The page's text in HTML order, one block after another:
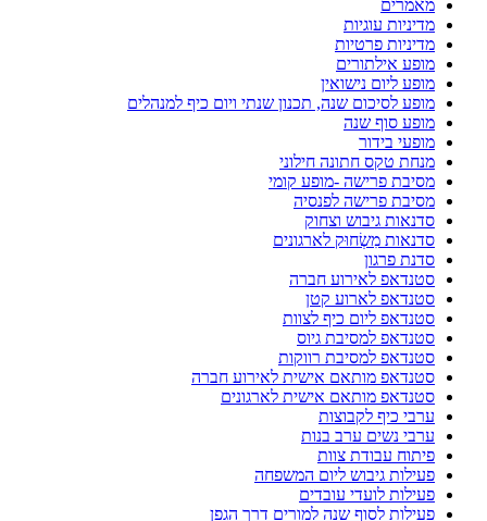
מאמרים
מדיניות עוגיות
מדיניות פרטיות
מופע אילתורים
מופע ליום נישואין
מופע לסיכום שנה, תכנון שנתי ויום כיף למנהלים
מופע סוף שנה
מופעי בידור
מנחת טקס חתונה חילוני
מסיבת פרישה -מופע קומי
מסיבת פרישה לפנסיה
סדנאות גיבוש וצחוק
סדנאות מִשְׂחוּק לארגונים
סדנת פרגון
סטנדאפ לאירוע חברה
סטנדאפ לארוע קטן
סטנדאפ ליום כיף לצוות
סטנדאפ למסיבת גיוס
סטנדאפ למסיבת רווקות
סטנדאפ מותאם אישית לאירוע חברה
סטנדאפ מותאם אישית לארגונים
ערבי כיף לקבוצות
ערבי נשים ערב בנות
פיתוח עבודת צוות
פעילות גיבוש ליום המשפחה
פעילות לועדי עובדים
פעילות לסוף שנה למורים דרך הגפן